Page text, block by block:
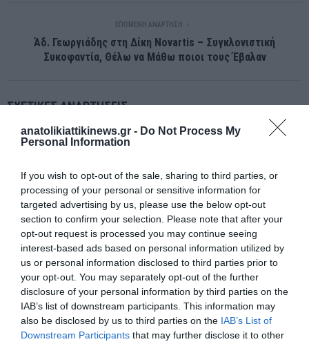
anatolikiattikinews.gr - Do Not Process My
Personal Information
If you wish to opt-out of the sale, sharing to third parties, or
processing of your personal or sensitive information for
targeted advertising by us, please use the below opt-out
section to confirm your selection. Please note that after your
opt-out request is processed you may continue seeing
interest-based ads based on personal information utilized by
us or personal information disclosed to third parties prior to
your opt-out. You may separately opt-out of the further
disclosure of your personal information by third parties on the
IAB’s list of downstream participants. This information may
also be disclosed by us to third parties on the IAB’s List of
Downstream Participants that may further disclose it to other
ΕΠΌΜΕΝΗ ΑΝΆΡΤΗΣΗ
Άδ. Γεωργιάδης στη Δίκη Novartis – Συγκλονιστική
Συκοφαντία, Θέλω να Μάθω ποιοι τους Έβαλαν
ΣΧΕΤΙΚΈΣ ΑΝΑΡΤΉΣΕΙΣ